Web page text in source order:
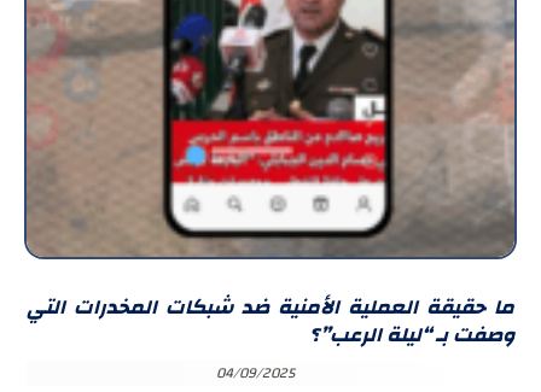
ما حقيقة العملية الأمنية ضد شبكات المخدرات التي
وصفت بـ “ليلة الرعب”؟
04/09/2025